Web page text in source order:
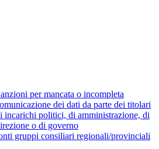
per mancata o incompleta
dei dati da parte dei titolari
incarichi politici, di amministrazione, di
o di governo
gruppi consiliari regionali/provinciali